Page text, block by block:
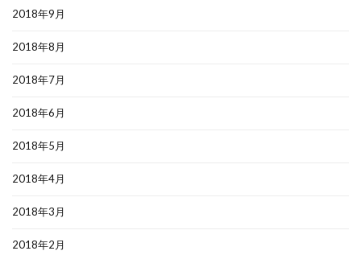
2018年9月
2018年8月
2018年7月
2018年6月
2018年5月
2018年4月
2018年3月
2018年2月